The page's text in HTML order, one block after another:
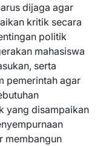
dijaga agar
kritik secara
politik
mahasiswa
serta
pemerintah agar
yang disampaikan
membangun